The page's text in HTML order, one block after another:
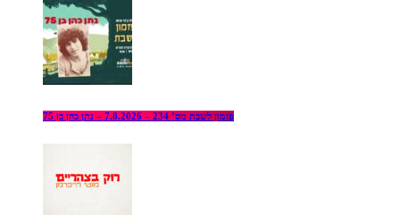
פזמון לשבת מס’ 234 – 7.8.2026 – נתן כהן בן 75